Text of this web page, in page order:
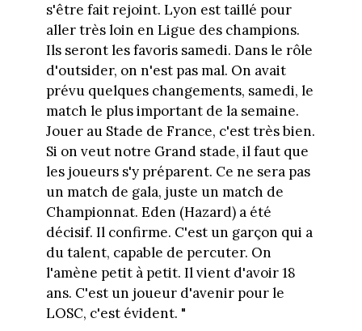
s'être fait rejoint. Lyon est taillé pour
aller très loin en Ligue des champions.
Ils seront les favoris samedi. Dans le rôle
d'outsider, on n'est pas mal. On avait
prévu quelques changements, samedi, le
match le plus important de la semaine.
Jouer au Stade de France, c'est très bien.
Si on veut notre Grand stade, il faut que
les joueurs s'y préparent. Ce ne sera pas
un match de gala, juste un match de
Championnat. Eden (Hazard) a été
décisif. Il confirme. C'est un garçon qui a
du talent, capable de percuter. On
l'amène petit à petit. Il vient d'avoir 18
ans. C'est un joueur d'avenir pour le
LOSC, c'est évident. "